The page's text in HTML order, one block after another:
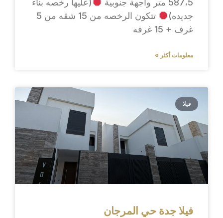
587،5 متر واجهة جنوبية
(عليها رخصه بناء
جديده)
تتكون الرخصه من 15 شقه من 5
غرف + 15 غرفه
معلومات أكثر »
فيلا
فيلا جدة حي المرجان